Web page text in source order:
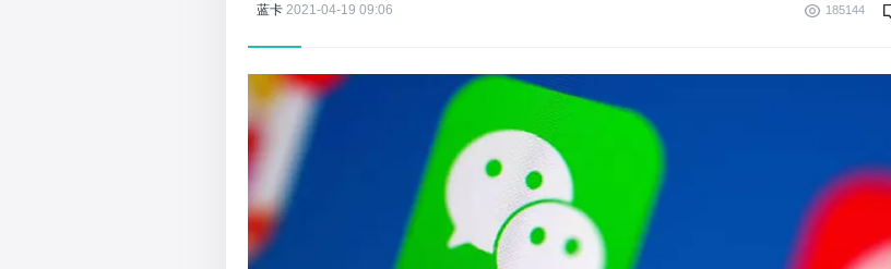
蓝卡 2021-04-19 09:06 185144